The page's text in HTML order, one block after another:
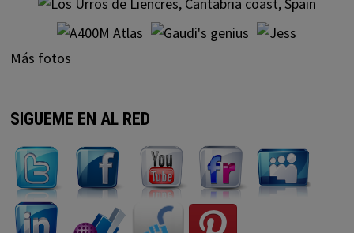
Más fotos
SIGUEME EN AL RED